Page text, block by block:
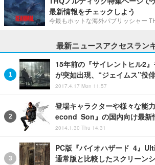
最新情報をチェックしよう
今最もホットな海外パブリッシャー
最新ニュースアクセスラン
15年前の『サイレントヒル2
が突如出現、“ジェイムス”役
2017.4.17 Mon 11:57
登場キャラクターや様々な能
econd Son』の国内向け最新
2014.1.30 Thu 14:31
PC版『バイオハザード 4』
通常版と比較したスクリーン